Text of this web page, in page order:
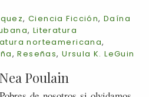
,Ciencia Ficción, Daína
, Literatura
norteamericana,
,Reseñas,Ursula K. LeGuin
Nea Poulain